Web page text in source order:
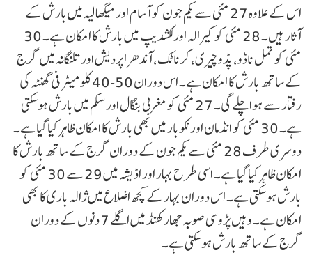
اس کے علاوہ 27 مئی سے یکم جون کو آسام اور میگھالیہ میں بارش کے
آثار ہیں۔ 28 مئی کو کیرالہ اور لکشدیپ میں بارش کا امکان ہے۔ 30
مئی کو تمل ناڈو، پڈوچیری، کرناٹک، آندھرا پردیش اور تلنگانہ میں گرج
کے ساتھ بارش کا امکان ہے۔ اس دوران 50-40 کلو میٹر فی گھنٹہ کی
رفتار سے ہوا چلے گی۔ 27 مئی کو مغربی بنگال اور سکم میں بارش ہوسکتی
ہے۔ 30 مئی کو انڈمان اور نکوبار میں بھی بارش کا امکان ظاہر کیا گیا ہے۔
دوسری طرف 28 مئی سے یکم جون کے دوران گرج کے ساتھ بارش کا
امکان ظاہر کیا گیا ہے۔ اسی طرح بہار اور اڈیشہ میں 29 سے 30 مئی کو
بارش ہوسکتی ہے۔ اس دوران بہار کے کچھ اضلاع میں ژالہ باری کا بھی
امکان ہے۔ وہیں پڑوسی صوبہ جھارکھنڈ میں اگلے 7 دنوں کے دوران
گرج کے ساتھ بارش ہوسکتی ہے۔